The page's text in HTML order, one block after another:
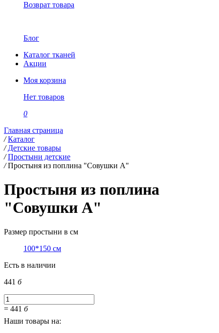
Возврат товара
Блог
Каталог тканей
Акции
Моя корзина
Нет товаров
0
Главная страница
/ Каталог
/ Детские товары
/ Простыни детские
/ Простыня из поплина "Совушки А"
Простыня из поплина
"Совушки А"
Размер простыни в см
100*150 см
Есть в наличии
441 б
= 441 б
Наши товары на: